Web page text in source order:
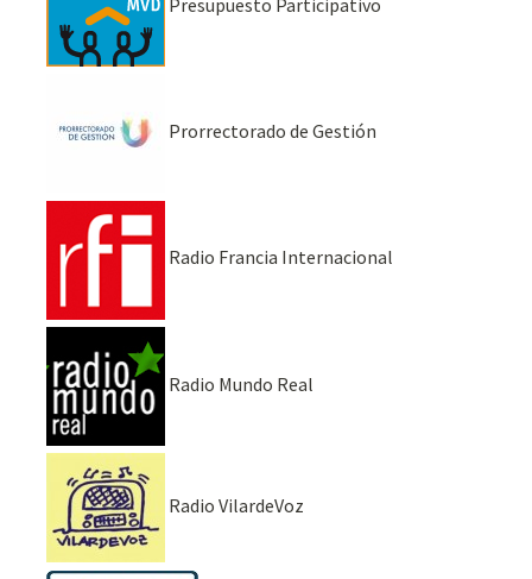
Prorrectorado de Gestión
Radio Francia Internacional
Radio Mundo Real
Radio VilardeVoz